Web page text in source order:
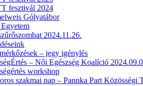
fesztivál 2024
Gólyatábor
2024.11.26.
– jegy igénylés
– Női Egészség Koalíció
workshop
szakmai nap – Pannka Part Közösségi